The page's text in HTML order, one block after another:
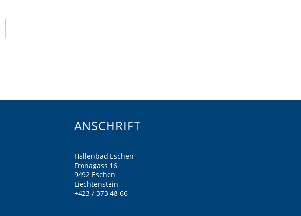
ANSCHRIFT
Hallenbad Eschen
Fronagass 16
9492 Eschen
Liechtenstein
+423 / 373 48 66